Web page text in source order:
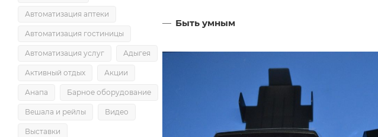
Быть умным
Автоматизация аптеки
Автоматизация гостиницы
Автоматизация услуг Адыгея
Активный отдых Акции
Анапа Барное оборудование
Вешала и рейлы Видео
Выставки